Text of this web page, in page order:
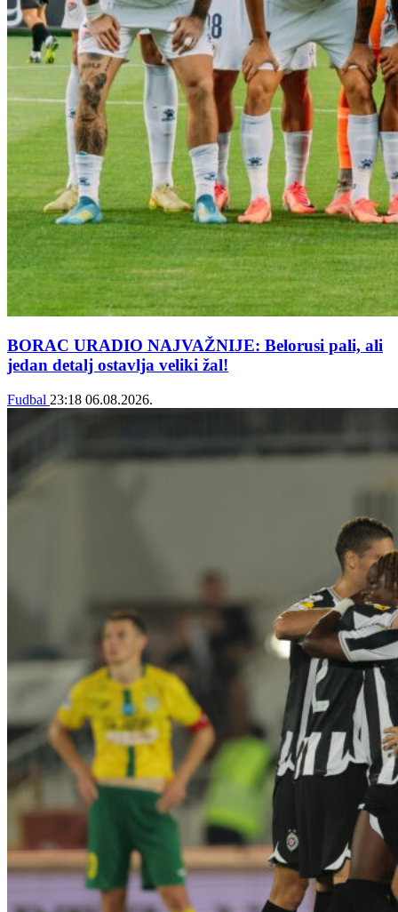
BORAC URADIO NAJVAŽNIJE: Belorusi pali, ali
jedan detalj ostavlja veliki žal!
Fudbal 23:18 06.08.2026.